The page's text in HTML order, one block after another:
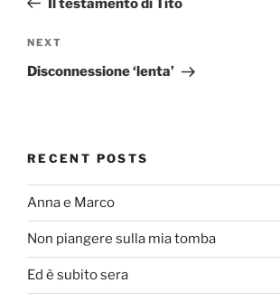
Il testamento di Tito
Next
Post
NEXT
Disconnessione ‘lenta’
RECENT POSTS
Anna e Marco
Non piangere sulla mia tomba
Ed è subito sera